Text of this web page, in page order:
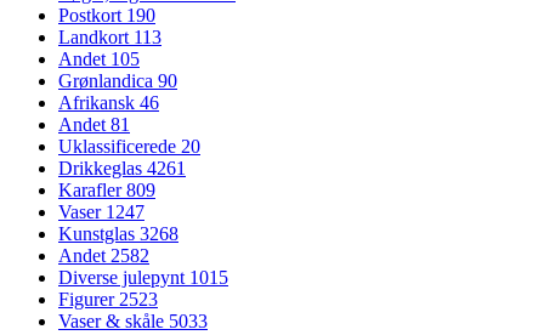
Postkort 190
Landkort 113
Andet 105
Grønlandica 90
Afrikansk 46
Andet 81
Uklassificerede 20
Drikkeglas 4261
Karafler809
Vaser 1247
Kunstglas 3268
Andet 2582
Diverse julepynt 1015
Figurer 2523
Vaser & skåle 5033